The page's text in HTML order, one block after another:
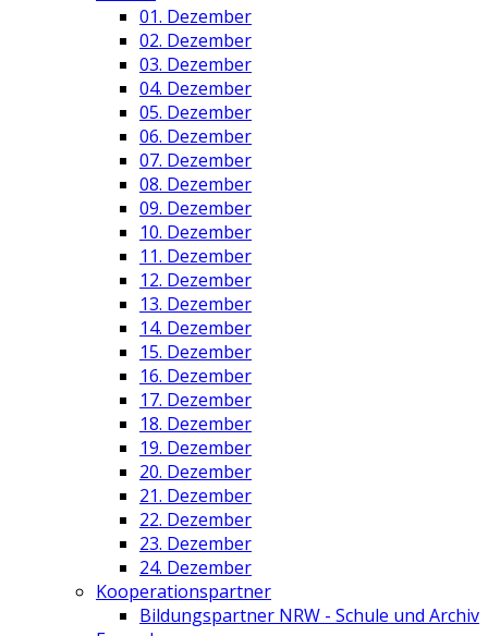
01. Dezember
02. Dezember
03. Dezember
04. Dezember
05. Dezember
06. Dezember
07. Dezember
08. Dezember
09. Dezember
10. Dezember
11. Dezember
12. Dezember
13. Dezember
14. Dezember
15. Dezember
16. Dezember
17. Dezember
18. Dezember
19. Dezember
20. Dezember
21. Dezember
22. Dezember
23. Dezember
24. Dezember
Kooperationspartner
Bildungspartner NRW - Schule und Archiv